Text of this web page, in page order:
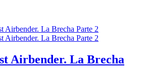
Airbender. La Brecha